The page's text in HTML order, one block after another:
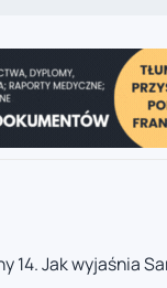
14. Jak wyjaśnia